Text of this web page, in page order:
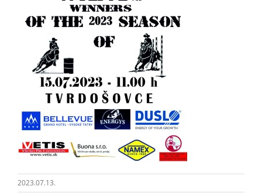
2023.07.13.